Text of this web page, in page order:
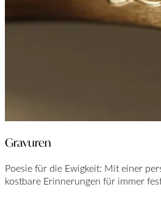
Gravuren
Poesie für die Ewigkeit: Mit einer
kostbare Erinnerungen für immer